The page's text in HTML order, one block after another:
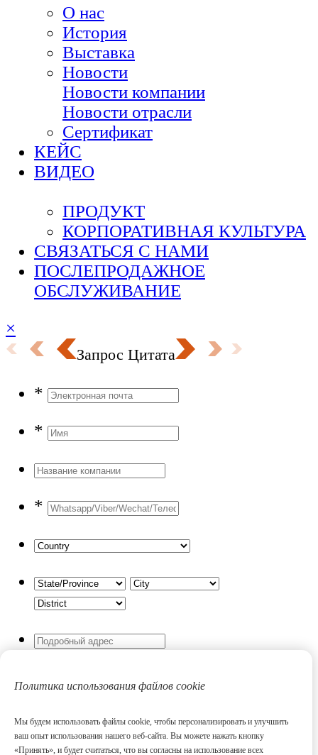
О нас
История
Выставка
Новости
Новости компании
Новости отрасли
Сертификат
КЕЙС
ВИДЕО
ПРОДУКТ
КОРПОРАТИВНАЯ КУЛЬТУРА
СВЯЗАТЬСЯ С НАМИ
ПОСЛЕПРОДАЖНОЕ
ОБСЛУЖИВАНИЕ
×
Запрос Цитата
*
*
*
варианта, пожалуйста, заполните
ваш адрес, если вам нужна доставка
по Европе и Европе на дом.
Политика использования файлов cookie
Мы будем использовать файлы cookie, чтобы персонализировать и улучшить
ваш опыт использования нашего веб-сайта. Вы можете нажать кнопку
«Принять», и будет считаться, что вы согласны на использование всех